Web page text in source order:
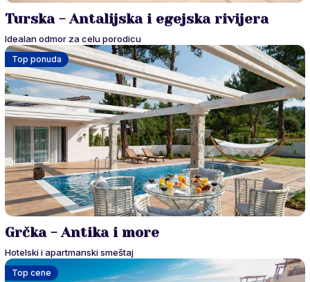
Turska - Antalijska i egejska rivijera
Idealan odmor za celu porodicu
Top ponuda
Grčka - Antika i more
Hotelski i apartmanski smeštaj
Top cene